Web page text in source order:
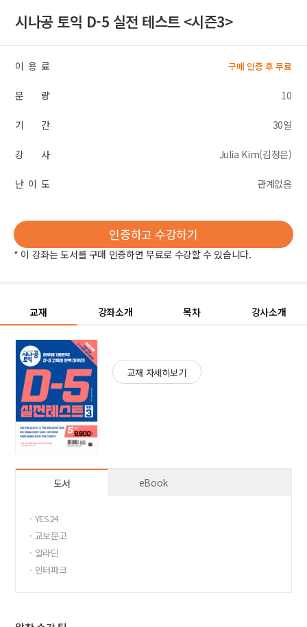
시나공 토익 D-5 실전 테스트 <시즌3>
이 용 료 구매 인증 후 무료
분 량 10
기 간 30일
강 사 Julia Kim(김정은)
난 이 도 관계없음
인증하고 수강하기
* 이 강좌는 도서를 구매 인증하면 무료로 수강할 수 있습니다.
교재 강좌소개 목차 강사소개
교재 자세히보기
도서 eBook
· YES24
· 교보문고
· 알라딘
· 인터파크